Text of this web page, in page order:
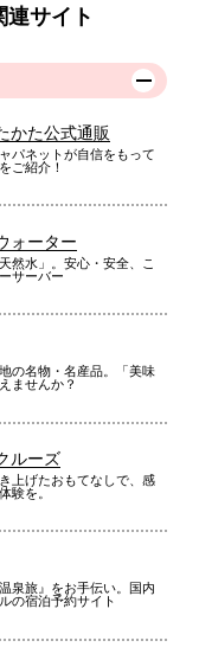
連サイト
かた公式通販
パネットが自信をもって
ご紹介！
ォーター
然水」。安心・安全、こ
サーバー
の名物・名産品。「美味
ませんか？
ルーズ
上げたおもてなしで、感
験を。
泉旅』をお手伝い。国内
の宿泊予約サイト